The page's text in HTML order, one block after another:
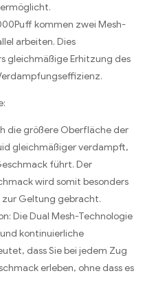
kommen zwei Mesh-
arbeiten. Dies
gleichmäßige Erhitzung des
die größere Oberfläche der
gleichmäßiger verdampft,
führt. Der
wird somit besonders
Geltung gebracht.
Die Dual Mesh-Technologie
kontinuierliche
dass Sie bei jedem Zug
erleben, ohne dass es